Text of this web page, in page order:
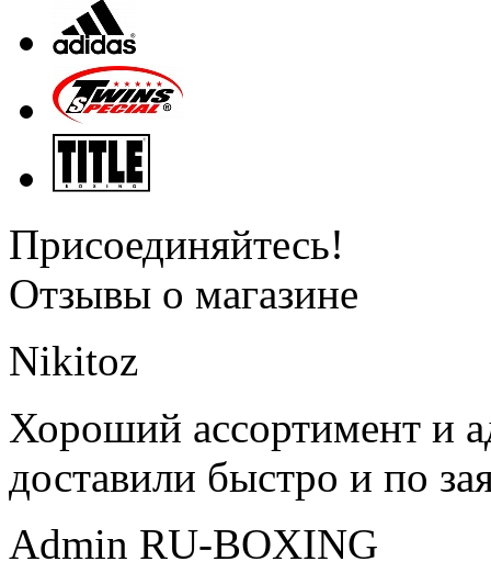
Присоединяйтесь!
Отзывы о магазине
Nikitoz
Хороший ассортимент и
доставили быстро и по
Admin RU-BOXING